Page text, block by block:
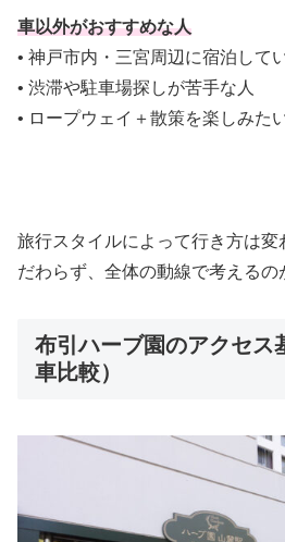
車以外がおすすめな人
• 神戸市内・三宮周辺に宿泊して
• 渋滞や駐車場探しが苦手な人
• ロープウェイ＋散策を楽しみた
旅行スタイルによって行き方は変
だわらず、全体の動線で考えるの
布引ハーブ園のアクセス
車比較）